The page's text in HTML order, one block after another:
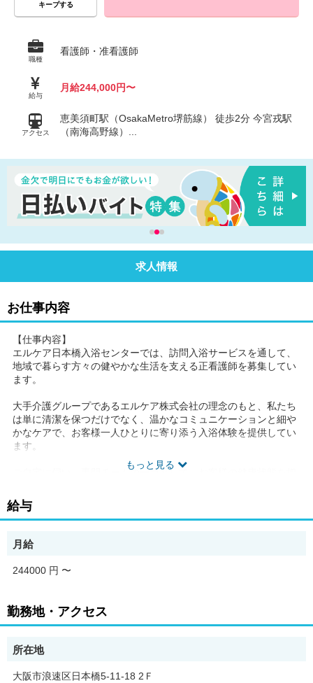
キープする
職種
看護師・准看護師
給与
月給244,000円〜
アクセス
恵美須町駅（OsakaMetro堺筋線） 徒歩2分 今宮戎駅
（南海高野線）...
求人情報
お仕事内容
もっと見る
【仕事内容】
エルケア日本橋入浴センターでは、訪問入浴サービスを通して、
地域で暮らす方々の健やかな生活を支える正看護師を募集してい
ます。
大手介護グループであるエルケア株式会社の理念のもと、私たち
は単に清潔を保つだけでなく、温かなコミュニケーションと細や
かなケアで、お客様一人ひとりに寄り添う入浴体験を提供してい
ます。
ご自宅に伺い、専門チームの一員として、お客様の健康状態を把
「ありがとう」という言葉に触れるたび、この仕事の尊さとやり
がいを実感していただけるでしょう。
これまでの経験を活かし、お客様のQOL向上に貢献しませんか。
チームワークを大切にする職場で、あなたの看護師としてのスキ
ルをさらに磨き、地域医療に貢献できる喜びを分かち合いましょ
経験豊富な先輩スタッフが丁寧にサポートしますので、ブランク
のある方も安心してご応募ください。
本求人は人材紹介会社、株式会社ピュアブルーツが掲載している
職業紹介求人です。
給与
月給
244000 円 〜
勤務地・アクセス
所在地
大阪市浪速区日本橋5-11-18 2Ｆ